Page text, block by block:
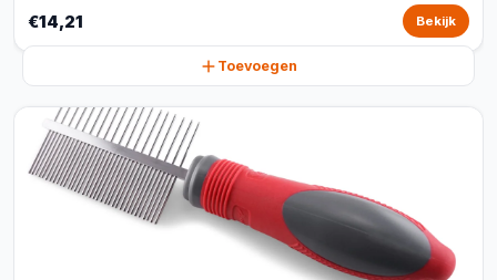
€14,21 Bekijk
Toevoegen